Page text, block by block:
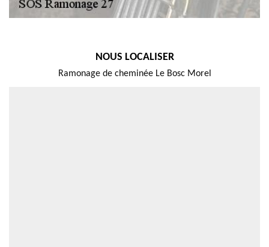
NOUS LOCALISER
Ramonage de cheminée Le Bosc Morel